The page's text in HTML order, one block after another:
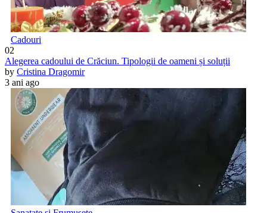
Cadouri
02
Alegerea cadoului de Crăciun. Tipologii de oameni și soluții
by Cristina Dragomir
3 ani ago